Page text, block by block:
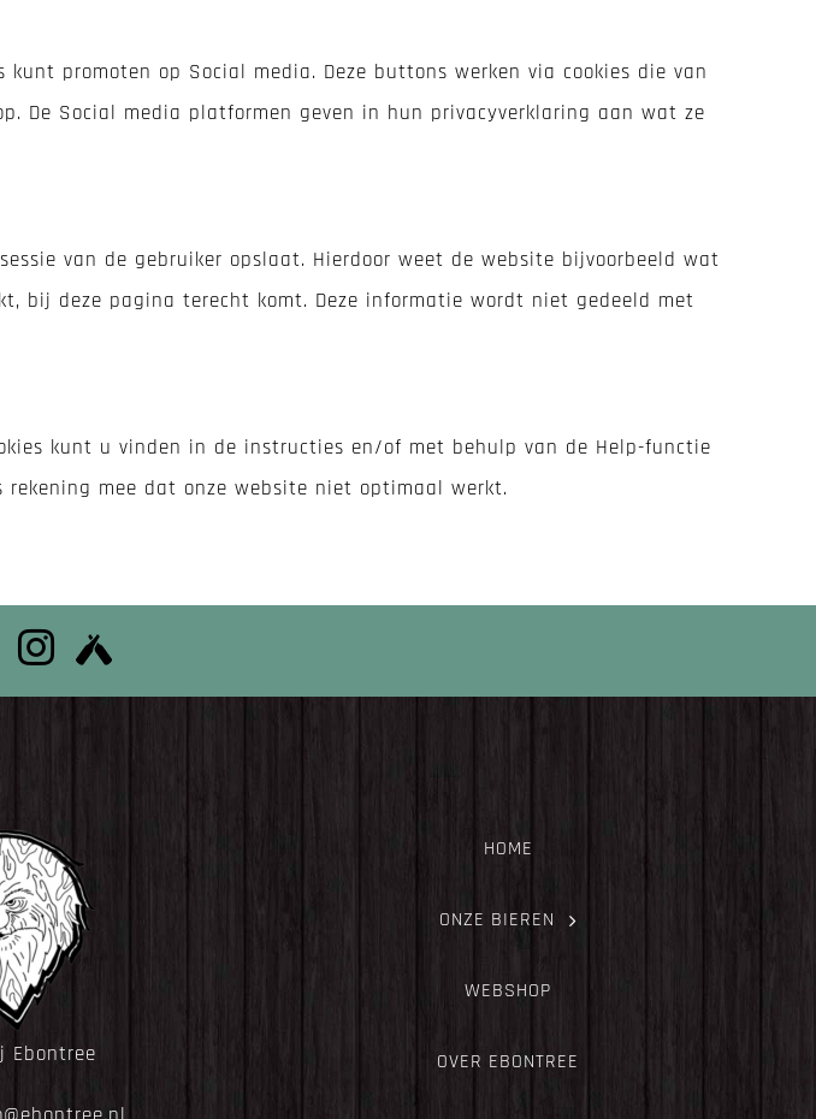
promoten op Social media. Deze buttons werken via cookies die van
De Social media platformen geven in hun privacyverklaring aan wat ze
van de gebruiker opslaat. Hierdoor weet de website bijvoorbeeld wat
bij deze pagina terecht komt. Deze informatie wordt niet gedeeld met
kunt u vinden in de instructies en/of met behulp van de Help-functie
mee dat onze website niet optimaal werkt.
Ebontree
HOME
ONZE BIEREN
WEBSHOP
OVER EBONTREE